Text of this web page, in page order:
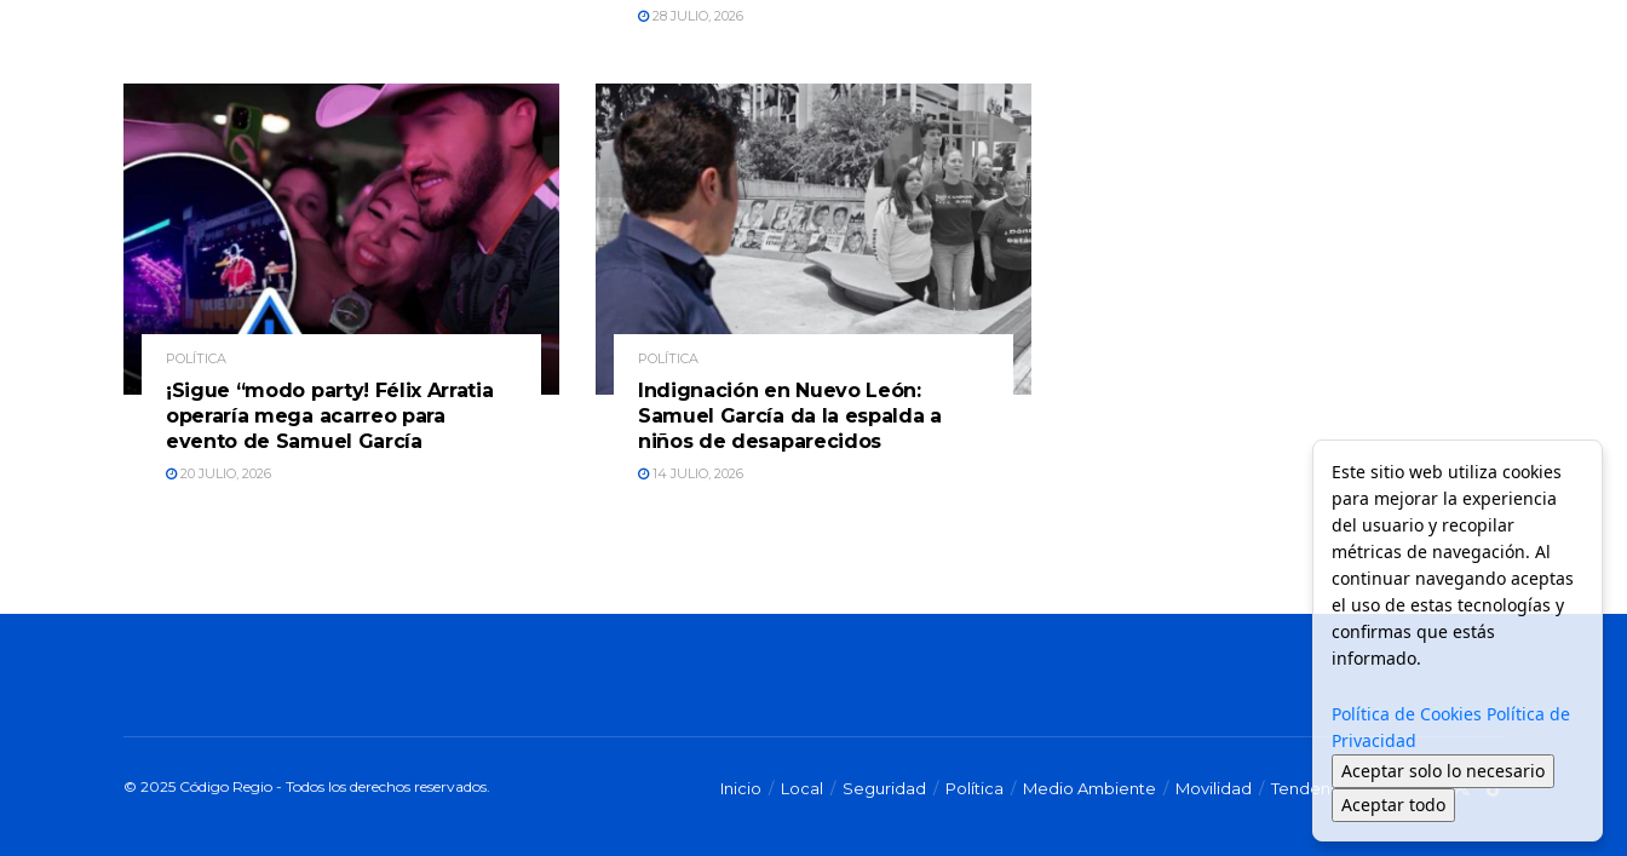
28 JULIO, 2026
POLÍTICA
¡Sigue “modo party! Félix Arratia
operaría mega acarreo para
evento de Samuel García
20 JULIO, 2026
POLÍTICA
Indignación en Nuevo León:
Samuel García da la espalda a
niños de desaparecidos
14 JULIO, 2026
Inicio Local Seguridad Política Medio Ambiente Movilidad Tendencias
© 2025 Código Regio - Todos los derechos reservados.
Este sitio web utiliza cookies
para mejorar la experiencia
del usuario y recopilar
métricas de navegación. Al
continuar navegando aceptas
el uso de estas tecnologías y
confirmas que estás
informado.
Política de Cookies Política de
Privacidad
Aceptar solo lo necesario
Aceptar todo